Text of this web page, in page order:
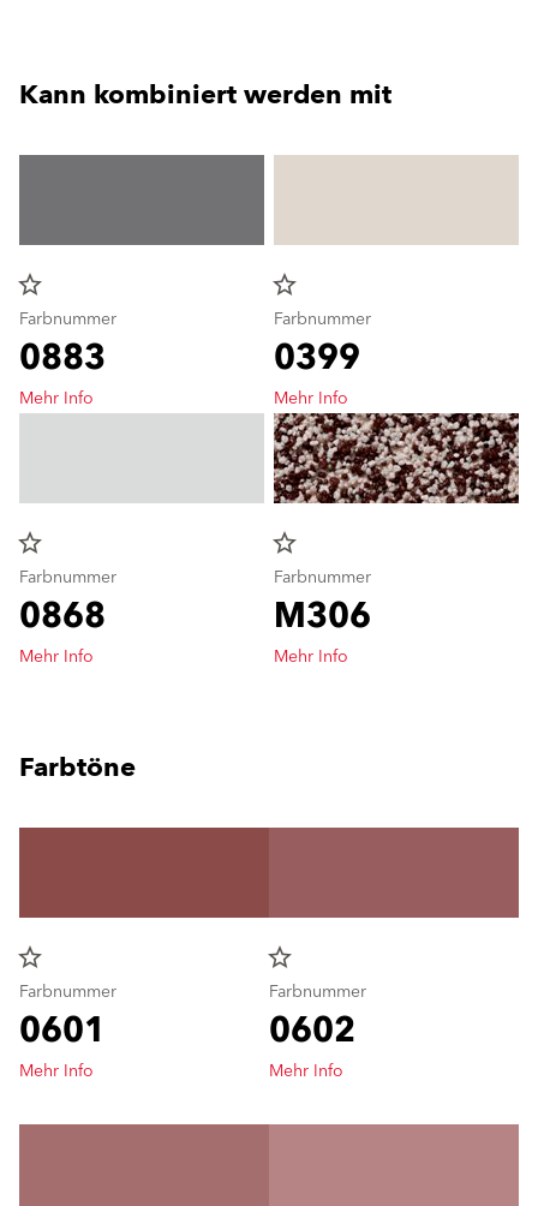
Kann kombiniert werden mit
star_border
Farbnummer
0883
Mehr Info
star_border
Farbnummer
0868
Mehr Info
star_border
Farbnummer
0399
Mehr Info
star_border
Farbnummer
M306
Mehr Info
Farbtöne
star_border
Farbnummer
0601
Mehr Info
star_border
Farbnummer
0602
Mehr Info